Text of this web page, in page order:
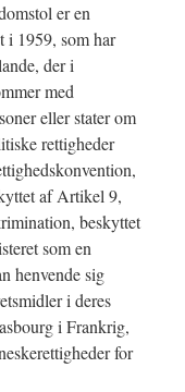
er en
i 1959, som har
der i
med
eller stater om
rettigheder
af Artikel 9,
beskyttet
som en
henvende sig
i deres
i Frankrig,
for